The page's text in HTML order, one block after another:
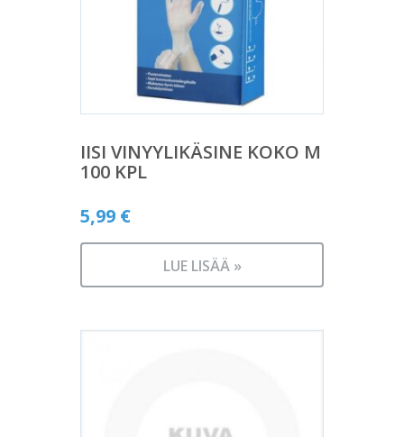
IISI VINYYLIKÄSINE KOKO M
100 KPL
5,99 €
LUE LISÄÄ »